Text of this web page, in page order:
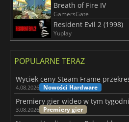
Breath of Fire IV
GamersGate
Resident Evil 2 (1998)
Yuplay
POPULARNE TERAZ
4.08.2026 Nowości Hardware
3.08.2026 Premiery gier